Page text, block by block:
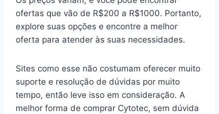
ofertas que vão de R$200 a R$1000. Portanto,
explore suas opções e encontre a melhor
oferta para atender às suas necessidades.
Sites como esse não costumam oferecer muito
suporte e resolução de dúvidas por muito
tempo, então leve isso em consideração. A
melhor forma de comprar Cytotec, sem dúvida